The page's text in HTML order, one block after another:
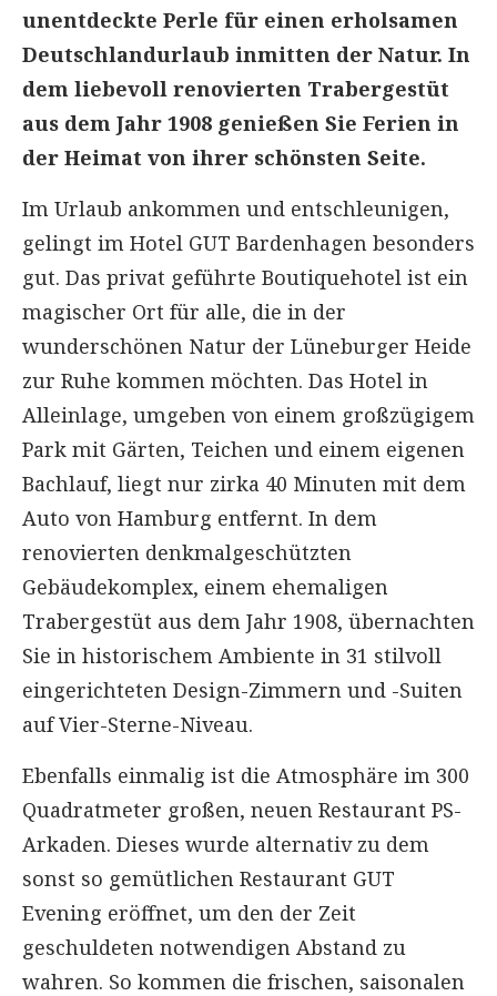
unentdeckte Perle für einen erholsamen
Deutschlandurlaub inmitten der Natur. In
dem liebevoll renovierten Trabergestüt
aus dem Jahr 1908 genießen Sie Ferien in
der Heimat von ihrer schönsten Seite.
Im Urlaub ankommen und entschleunigen,
gelingt im Hotel GUT Bardenhagen besonders
gut. Das privat geführte Boutiquehotel ist ein
magischer Ort für alle, die in der
wunderschönen Natur der Lüneburger Heide
zur Ruhe kommen möchten. Das Hotel in
Alleinlage, umgeben von einem großzügigem
Park mit Gärten, Teichen und einem eigenen
Bachlauf, liegt nur zirka 40 Minuten mit dem
Auto von Hamburg entfernt. In dem
renovierten denkmalgeschützten
Gebäudekomplex, einem ehemaligen
Trabergestüt aus dem Jahr 1908, übernachten
Sie in historischem Ambiente in 31 stilvoll
eingerichteten Design-Zimmern und -Suiten
auf Vier-Sterne-Niveau.
Ebenfalls einmalig ist die Atmosphäre im 300
Quadratmeter großen, neuen Restaurant PS-
Arkaden. Dieses wurde alternativ zu dem
sonst so gemütlichen Restaurant GUT
Evening eröffnet, um den der Zeit
geschuldeten notwendigen Abstand zu
wahren. So kommen die frischen, saisonalen